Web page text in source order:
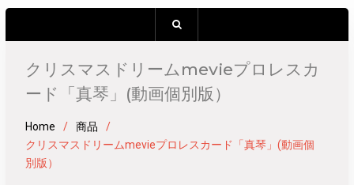
クリスマスドリームmevieプロレスカ
ード「真琴」(動画個別版）
Home
商品
クリスマスドリームmevieプロレスカード「真琴」(動画個
別版）